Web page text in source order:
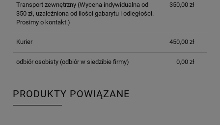
Transport zewnętrzny(Wycena indywidualna od
350 zł, uzależniona od ilości gabarytu i odległości.
Prosimy o kontakt.)
350,00 zł
Kurier 450,00 zł
odbiór osobisty(odbiór w siedzibie firmy) 0,00 zł
PRODUKTY POWIĄZANE